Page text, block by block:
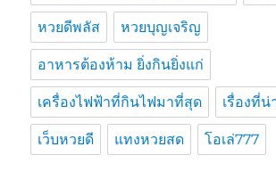
หวยดีพลัส หวยบุญเจริญ
อาหารต้องห้าม ยิ่งกินยิ่งแก่
เครื่องไฟฟ้าที่กินไฟมาที่สุด เรื่องที่น่
เว็บหวยดี แทงหวยสด โอเล่777